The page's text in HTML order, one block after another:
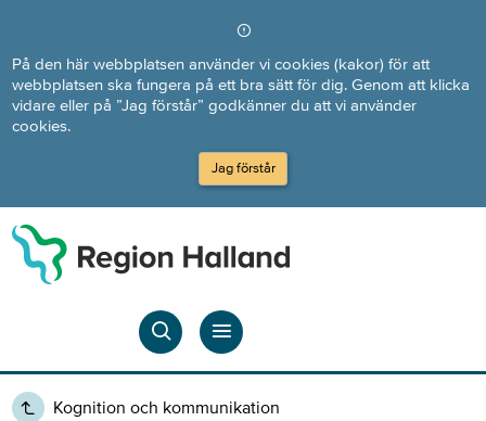
På den här webbplatsen använder vi cookies (kakor) för att
webbplatsen ska fungera på ett bra sätt för dig. Genom att klicka
vidare eller på ”Jag förstår” godkänner du att vi använder
cookies.
Jag förstår
Kognition och kommunikation